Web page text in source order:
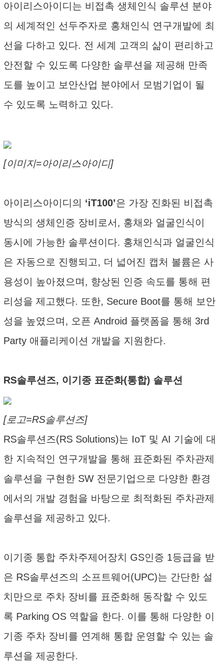
아이리스아이디는 비접촉 생체인식 솔루션 분야
의 세계적인 선두주자로 홍채인식 연구개발에 최
선을 다하고 있다. 전 세계 고객의 삶이 편리하고
안전할 수 있도록 다양한 솔루션을 제공해 만족
도를 높이고 보안산업 분야에서 모범기업이 될
수 있도록 노력하고 있다.
[이미지=아이리스아이디]
아이리스아이디의 ‘iT100’은 가장 진화된 비접촉
방식의 생체인증 장비로서, 홍채와 얼굴인식이
동시에 가능한 솔루션이다. 홍채인식과 얼굴인식
은 자동으로 진행되고, 더 넓어진 캡처 볼륨은 사
용성이 높아졌으며, 향상된 인증 속도를 통해 편
리성을 제고했다. 또한, Secure Boot를 통해 보안
성을 높였으며, 오픈 Android 플랫폼을 통해 3rd
Party 애플리케이션 개발을 지원한다.
RS솔루션즈, 이기종 표준화(통합) 솔루션
[로고=RS솔루션즈]
RS솔루션즈(RS Solutions)는 IoT 및 AI 기술에 대
한 지속적인 연구개발을 통해 표준화된 주차관제
솔루션을 구현한 SW 전문기업으로 다양한 환경
에서의 개발 경험을 바탕으로 최적화된 주차관제
솔루션을 제공하고 있다.
이기종 통합 주차주제어장치 GS인증 1등급을 받
은 RS솔루션즈의 소프트웨어(UPC)는 간단한 설
치만으로 주차 장비를 표준화해 동작할 수 있도
록 Parking OS 역할을 한다. 이를 통해 다양한 이
기종 주차 장비를 연계해 통합 운영할 수 있는 솔
루션을 제공한다.